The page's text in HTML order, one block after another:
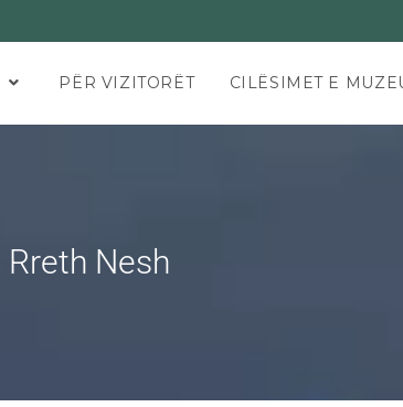
PËR VIZITORËT CILËSIMET E
Rreth Nesh